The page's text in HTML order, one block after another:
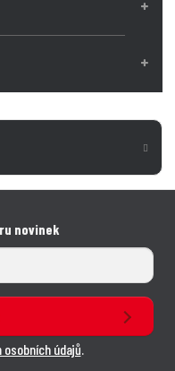
novinek
osobních údajů.